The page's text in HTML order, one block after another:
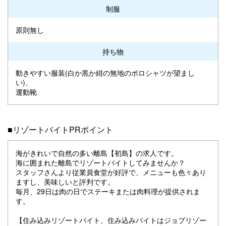
制服
原則無し
持ち物
動きやすい服装(白か黒か紺の無地のポロシャツが望まし
い)、
運動靴
■リゾートバイトPRポイント
海がきれいで自然の多い離島【初島】の求人です。
海に囲まれた離島でリゾートバイトしてみませんか？
スタッフさんより従業員食堂が好評で、メニューも色々あり
ますし、美味しいと評判です。
毎月、29日は肉の日でステーキまたは肉料理が提供されま
す。
【住み込みリゾートバイト、住み込みバイトはジョブリゾー